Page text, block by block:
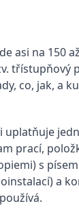
na 150
co, jak, a
prací,
s
a